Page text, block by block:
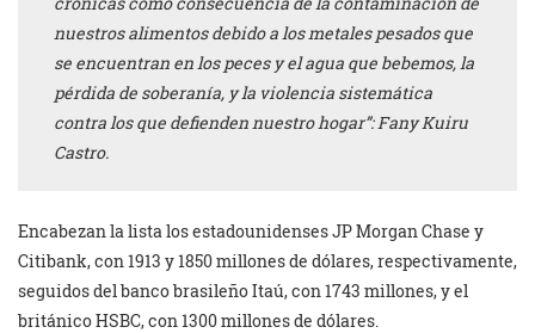
nuestros alimentos debido a los metales pesados que
se encuentran en los peces y el agua que bebemos, la
pérdida de soberanía, y la violencia sistemática
contra los que defienden nuestro hogar”: Fany Kuiru
Castro.
Encabezan la lista los estadounidenses JP Morgan Chase y
Citibank, con 1913 y 1850 millones de dólares, respectivamente,
seguidos del banco brasileño Itaú, con 1743 millones, y el
británico HSBC, con 1300 millones de dólares.